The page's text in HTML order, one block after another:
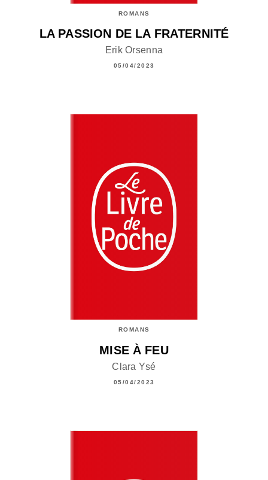
ROMANS
LA PASSION DE LA FRATERNITÉ
Erik Orsenna
05/04/2023
ROMANS
MISE À FEU
Clara Ysé
05/04/2023